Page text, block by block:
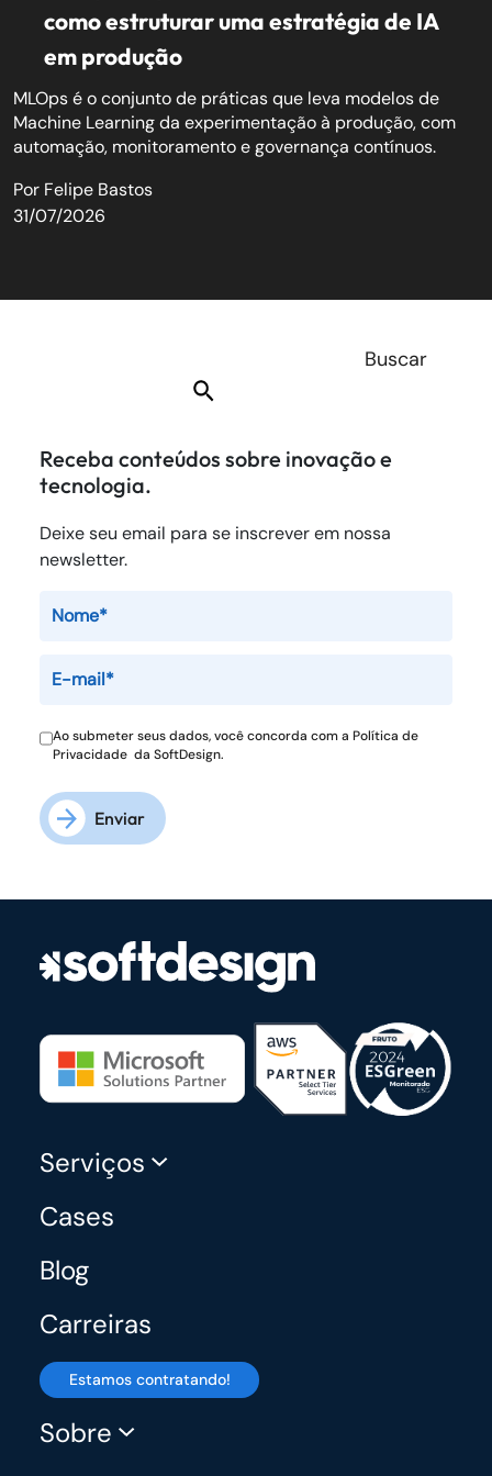
como estruturar uma estratégia de IA
em produção
MLOps é o conjunto de práticas que leva modelos de
Machine Learning da experimentação à produção, com
automação, monitoramento e governança contínuos.
Por Felipe Bastos
31/07/2026
Receba conteúdos sobre inovação e
tecnologia.
Deixe seu email para se inscrever em nossa
newsletter.
Ao submeter seus dados, você concorda com a Política de
Privacidade da SoftDesign.
Enviar
Serviços
Cases
Blog
Carreiras
Estamos contratando!
Sobre